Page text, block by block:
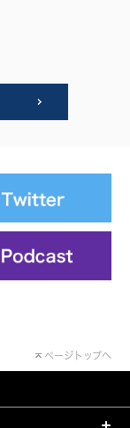
ページトップへ